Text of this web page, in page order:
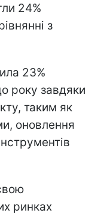
24%
з
23%
року завдяки
таким як
оновлення
ринках